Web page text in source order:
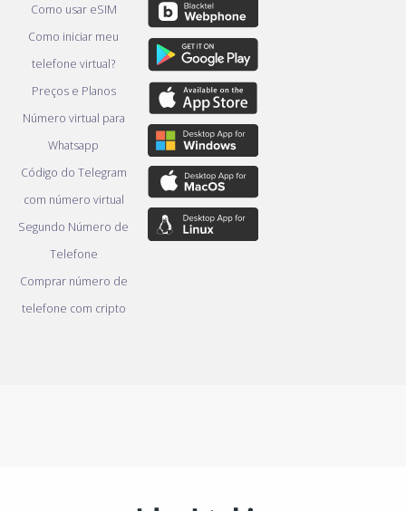
Como usar eSIM
Como iniciar meu
telefone virtual?
Preços e Planos
Número virtual para
Whatsapp
Código do Telegram
com número virtual
Segundo Número de
Telefone
Comprar número de
telefone com cripto